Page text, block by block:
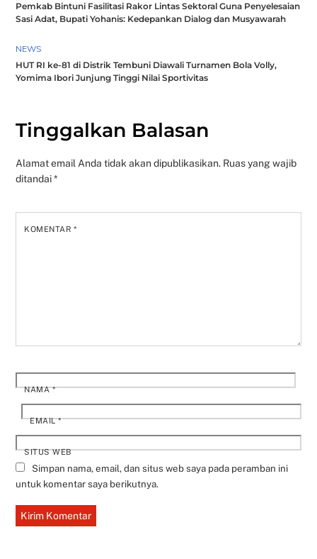
Pemkab Bintuni Fasilitasi Rakor Lintas Sektoral Guna Penyelesaian
Sasi Adat, Bupati Yohanis: Kedepankan Dialog dan Musyawarah
NEWS
HUT RI ke-81 di Distrik Tembuni Diawali Turnamen Bola Volly,
Yomima Ibori Junjung Tinggi Nilai Sportivitas
Tinggalkan Balasan
Alamat email Anda tidak akan dipublikasikan. Ruas yang wajib
ditandai*
KOMENTAR*
NAMA*
EMAIL*
SITUS WEB
Simpan nama, email, dan situs web saya pada peramban ini
untuk komentar saya berikutnya.